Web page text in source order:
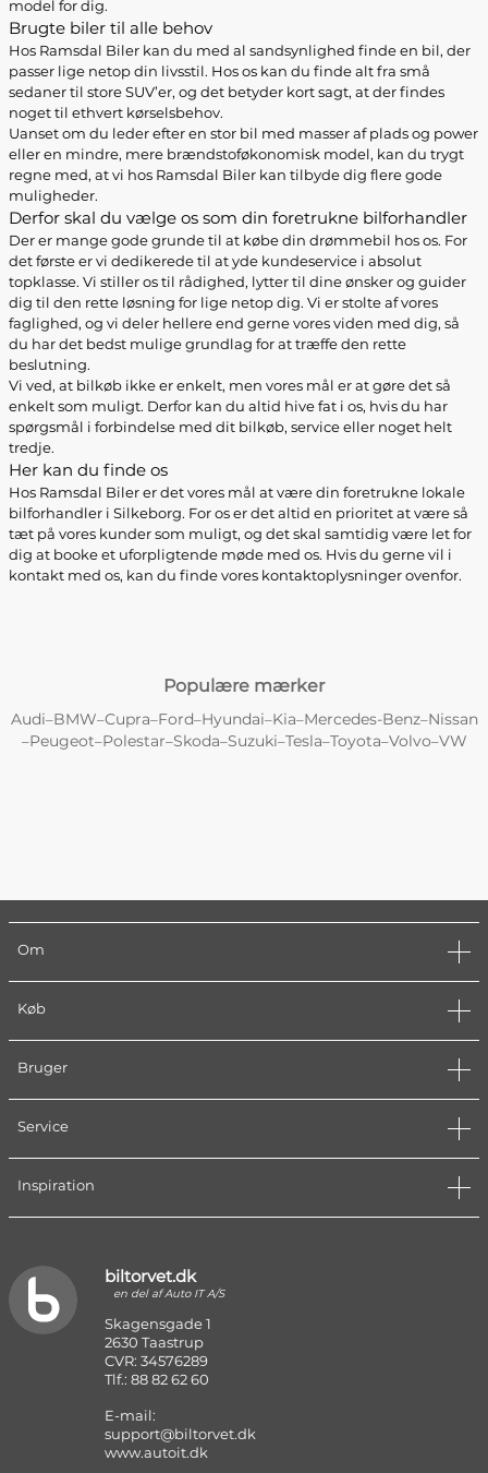
model for dig.
Brugte biler til alle behov
Hos Ramsdal Biler kan du med al sandsynlighed finde en bil, der
passer lige netop din livsstil. Hos os kan du finde alt fra små
sedaner til store SUV’er, og det betyder kort sagt, at der findes
noget til ethvert kørselsbehov.
Uanset om du leder efter en stor bil med masser af plads og power
eller en mindre, mere brændstoføkonomisk model, kan du trygt
regne med, at vi hos Ramsdal Biler kan tilbyde dig flere gode
muligheder.
Derfor skal du vælge os som din foretrukne bilforhandler
Der er mange gode grunde til at købe din drømmebil hos os. For
det første er vi dedikerede til at yde kundeservice i absolut
topklasse. Vi stiller os til rådighed, lytter til dine ønsker og guider
dig til den rette løsning for lige netop dig. Vi er stolte af vores
faglighed, og vi deler hellere end gerne vores viden med dig, så
du har det bedst mulige grundlag for at træffe den rette
beslutning.
Vi ved, at bilkøb ikke er enkelt, men vores mål er at gøre det så
enkelt som muligt. Derfor kan du altid hive fat i os, hvis du har
spørgsmål i forbindelse med dit bilkøb, service eller noget helt
tredje.
Her kan du finde os
Hos Ramsdal Biler er det vores mål at være din foretrukne lokale
bilforhandler i Silkeborg. For os er det altid en prioritet at være så
tæt på vores kunder som muligt, og det skal samtidig være let for
dig at booke et uforpligtende møde med os. Hvis du gerne vil i
kontakt med os, kan du finde vores kontaktoplysninger ovenfor.
Populære mærker
Audi–BMW–Cupra–Ford–Hyundai–Kia–Mercedes-Benz–Nissan
–Peugeot–Polestar–Skoda–Suzuki–Tesla–Toyota–Volvo–VW
Om
Køb
Bruger
Service
Inspiration
biltorvet.dk
en del af Auto IT A/S
Skagensgade 1
2630 Taastrup
CVR: 34576289
Tlf.: 88 82 62 60
E-mail:
support@biltorvet.dk
www.autoit.dk